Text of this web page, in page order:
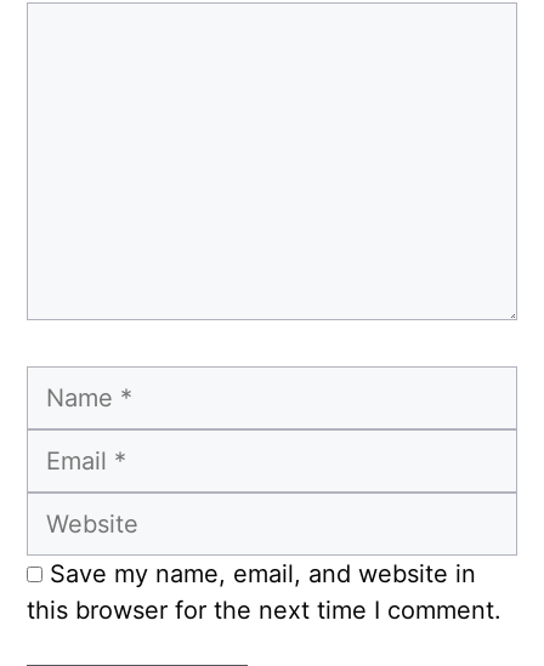
Name
Email
Website
Save my name, email, and website in
this browser for the next time I comment.